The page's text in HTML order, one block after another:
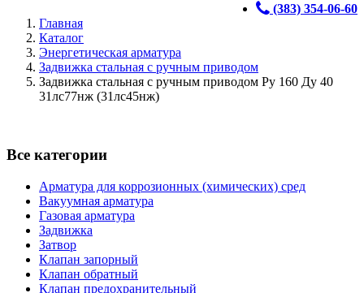
(383) 354-06-60
Главная
Каталог
Энергетическая арматура
Задвижка стальная с ручным приводом
Задвижка стальная с ручным приводом Ру 160 Ду 40
31лс77нж (31лс45нж)
Все категории
Арматура для коррозионных (химических) сред
Вакуумная арматура
Газовая арматура
Задвижка
Затвор
Клапан запорный
Клапан обратный
Клапан предохранительный